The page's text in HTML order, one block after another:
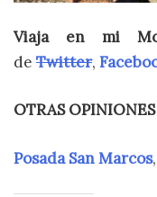
Viaja en mi
de Twitter,
OTRAS OPINIONES
Posada San Marcos